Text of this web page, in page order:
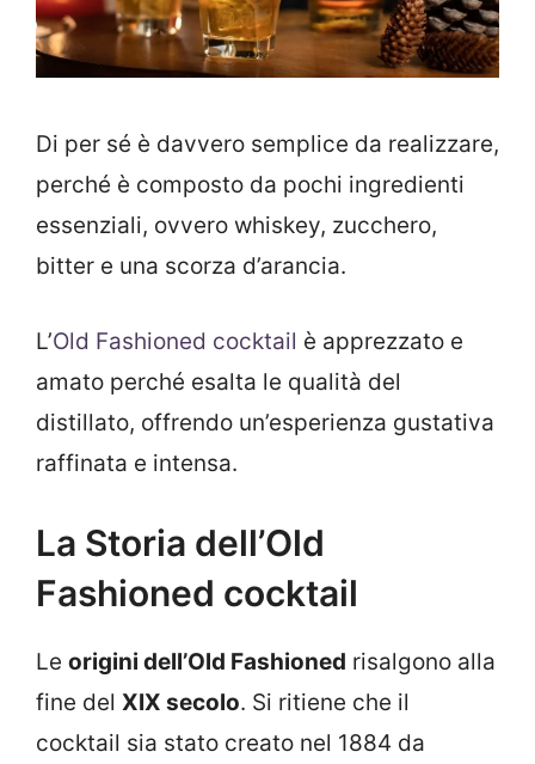
Di per sé è davvero semplice da realizzare,
perché è composto da pochi ingredienti
essenziali, ovvero whiskey, zucchero,
bitter e una scorza d’arancia.
L’Old Fashioned cocktail è apprezzato e
amato perché esalta le qualità del
distillato, offrendo un’esperienza gustativa
raffinata e intensa.
La Storia dell’Old
Fashioned cocktail
Le origini dell’Old Fashioned risalgono alla
fine del XIX secolo. Si ritiene che il
cocktail sia stato creato nel 1884 da